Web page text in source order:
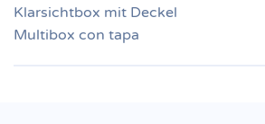
Klarsichtbox mit Deckel
Multibox con tapa